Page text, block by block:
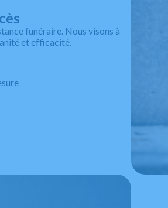
funéraire. Nous visons à
et efficacité.